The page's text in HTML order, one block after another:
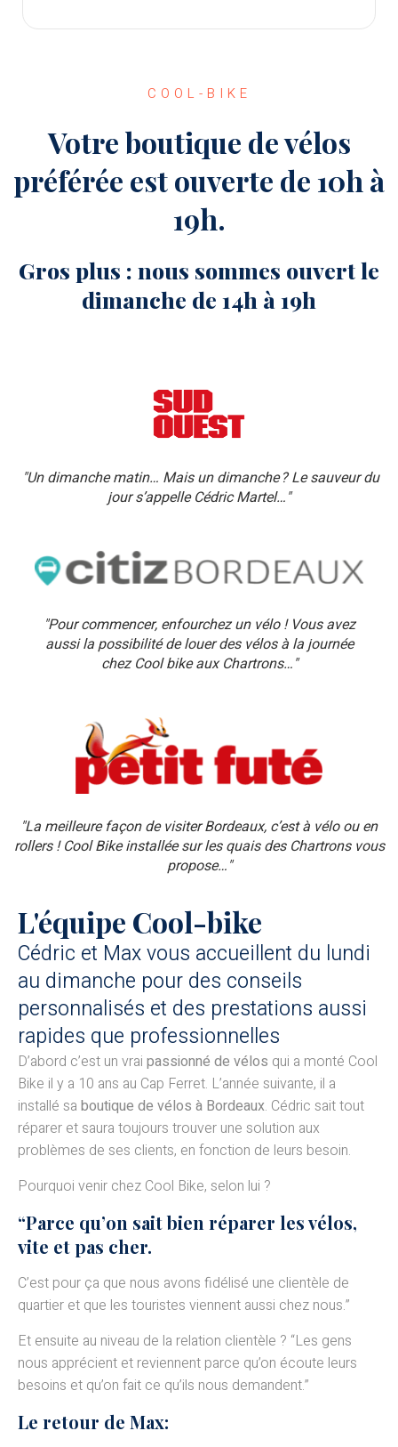
COOL-BIKE
Votre boutique de vélos
préférée est ouverte de 10h à
19h.
Gros plus : nous sommes ouvert le
dimanche de 14h à 19h
"Un dimanche matin… Mais un dimanche ? Le sauveur du
jour s’appelle Cédric Martel…"
"Pour commencer, enfourchez un vélo ! Vous avez
aussi la possibilité de louer des vélos à la journée
chez Cool bike aux Chartrons…"
"La meilleure façon de visiter Bordeaux, c’est à vélo ou en
rollers ! Cool Bike installée sur les quais des Chartrons vous
propose…"
L'équipe Cool-bike
Cédric et Max vous accueillent du lundi
au dimanche pour des conseils
personnalisés et des prestations aussi
rapides que professionnelles
D’abord c’est un vrai passionné de vélos qui a monté Cool
Bike il y a 10 ans au Cap Ferret. L’année suivante, il a
installé sa boutique de vélos à Bordeaux. Cédric sait tout
réparer et saura toujours trouver une solution aux
problèmes de ses clients, en fonction de leurs besoin.
Pourquoi venir chez Cool Bike, selon lui ?
“Parce qu’on sait bien réparer les vélos,
vite et pas cher.
C’est pour ça que nous avons fidélisé une clientèle de
quartier et que les touristes viennent aussi chez nous.”
Et ensuite au niveau de la relation clientèle ? “Les gens
nous apprécient et reviennent parce qu’on écoute leurs
besoins et qu’on fait ce qu’ils nous demandent.”
Le retour de Max: